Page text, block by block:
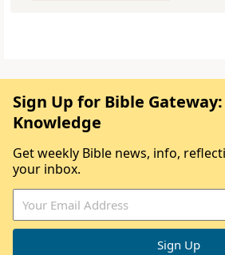
Sign Up for Bible
Knowledge
Get weekly Bible news, info,
your inbox.